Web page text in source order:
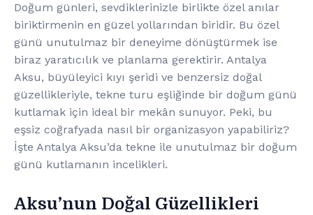
Doğum günleri, sevdiklerinizle birlikte özel anılar
biriktirmenin en güzel yollarından biridir. Bu özel
günü unutulmaz bir deneyime dönüştürmek ise
biraz yaratıcılık ve planlama gerektirir. Antalya
Aksu, büyüleyici kıyı şeridi ve benzersiz doğal
güzellikleriyle, tekne turu eşliğinde bir doğum günü
kutlamak için ideal bir mekân sunuyor. Peki, bu
eşsiz coğrafyada nasıl bir organizasyon yapabiliriz?
İşte Antalya Aksu’da tekne ile unutulmaz bir doğum
günü kutlamanın incelikleri.
Aksu’nun Doğal Güzellikleri